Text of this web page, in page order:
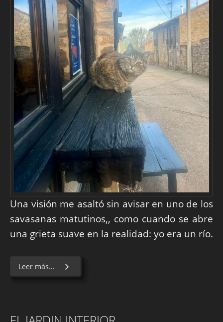
Una visión me asaltó sin avisar en uno de los
savasanas matutinos,, como cuando se abre
una grieta suave en la realidad: yo era un río.
Leer más...